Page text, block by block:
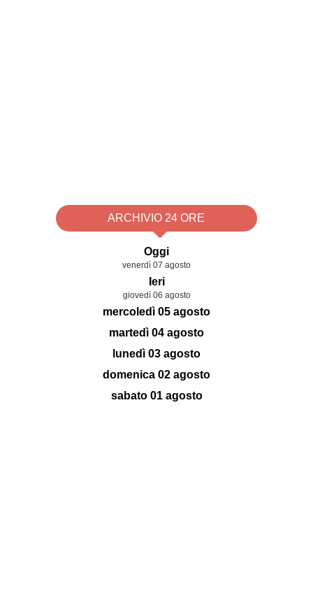
ARCHIVIO 24 ORE
Oggi
venerdì 07 agosto
Ieri
giovedì 06 agosto
mercoledì 05 agosto
martedì 04 agosto
lunedì 03 agosto
domenica 02 agosto
sabato 01 agosto